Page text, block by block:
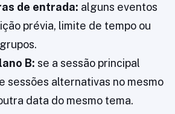
de entrada: alguns eventos
prévia, limite de tempo ou
B: se a sessão principal
sessões alternativas no mesmo
data do mesmo tema.